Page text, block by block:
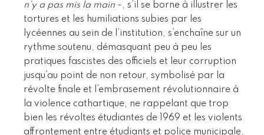
n’y a pas mis la main -, s’il se borne à illustrer les
tortures et les humiliations subies par les
lycéennes au sein de l’institution, s’enchaîne sur un
rythme soutenu, démasquant peu à peu les
pratiques fascistes des officiels et leur corruption
jusqu’au point de non retour, symbolisé par la
révolte finale et l’embrasement révolutionnaire à
la violence cathartique, ne rappelant que trop
bien les révoltes étudiantes de 1969 et les violents
affrontement entre étudiants et police municipale.